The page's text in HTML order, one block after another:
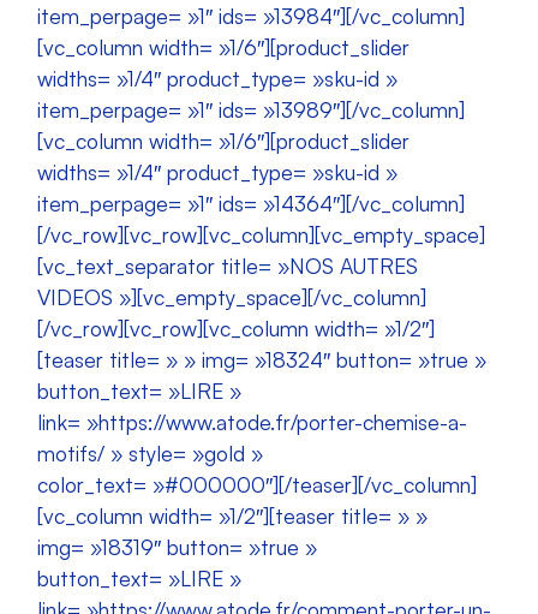
item_perpage= »1″ ids= »13984″][/vc_column]
[vc_column width= »1/6″][product_slider
widths= »1/4″ product_type= »sku-id »
item_perpage= »1″ ids= »13989″][/vc_column]
[vc_column width= »1/6″][product_slider
widths= »1/4″ product_type= »sku-id »
item_perpage= »1″ ids= »14364″][/vc_column]
[/vc_row][vc_row][vc_column][vc_empty_space]
[vc_text_separator title= »NOS AUTRES
VIDEOS »][vc_empty_space][/vc_column]
[/vc_row][vc_row][vc_column width= »1/2″]
[teaser title= » » img= »18324″ button= »true »
button_text= »LIRE »
link= »https://www.atode.fr/porter-chemise-a-
motifs/ » style= »gold »
color_text= »#000000″][/teaser][/vc_column]
[vc_column width= »1/2″][teaser title= » »
img= »18319″ button= »true »
button_text= »LIRE »